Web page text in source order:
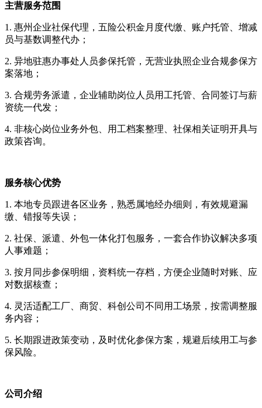
主营服务范围
1. 惠州企业社保代理，五险公积金月度代缴、账户托管、增减
员与基数调整代办；
2. 异地驻惠办事处人员参保托管，无营业执照企业合规参保方
案落地；
3. 合规劳务派遣，企业辅助岗位人员用工托管、合同签订与薪
资统一代发；
4. 非核心岗位业务外包、用工档案整理、社保相关证明开具与
政策咨询。
服务核心优势
1. 本地专员跟进各区业务，熟悉属地经办细则，有效规避漏
缴、错报等失误；
2. 社保、派遣、外包一体化打包服务，一套合作协议解决多项
人事难题；
3. 按月同步参保明细，资料统一存档，方便企业随时对账、应
对数据核查；
4. 灵活适配工厂、商贸、科创公司不同用工场景，按需调整服
务内容；
5. 长期跟进政策变动，及时优化参保方案，规避后续用工与参
保风险。
公司介绍